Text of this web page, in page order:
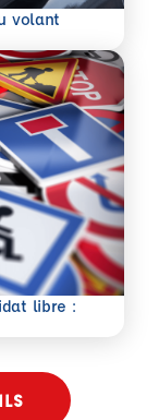
volant
libre :